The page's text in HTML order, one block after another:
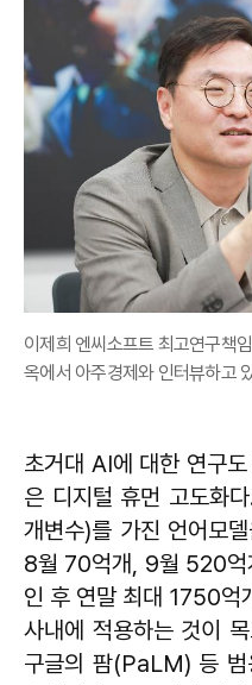
이제희 엔씨소프트 최고연구책
옥에서 아주경제와 인터뷰하고
초거대 AI에 대한 연구
은 디지털 휴먼 고도화
개변수)를 가진 언어모
8월 70억개, 9월 520억
인 후 연말 최대 1750억
사내에 적용하는 것이
구글의 팜(PaLM) 등